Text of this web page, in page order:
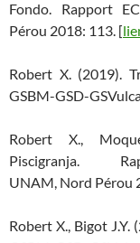
Fondo. Rapport
Pérou 2018: 113. [
Robert X. (2019).
GSBM-GSD-
Robert X.,
Piscigranja.
UNAM, Nord Pérou
Robert X., Bigot J.Y.